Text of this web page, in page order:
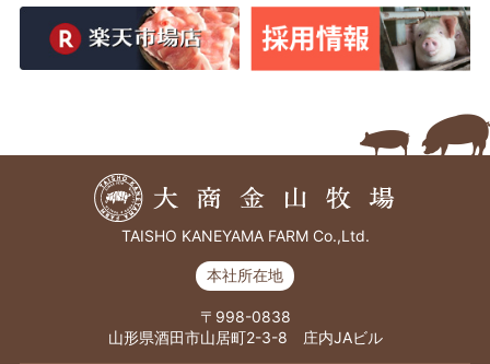
TAISHO KANEYAMA FARM Co.,Ltd.
本社所在地
〒998-0838
山形県酒田市山居町2-3-8 庄内JAビル